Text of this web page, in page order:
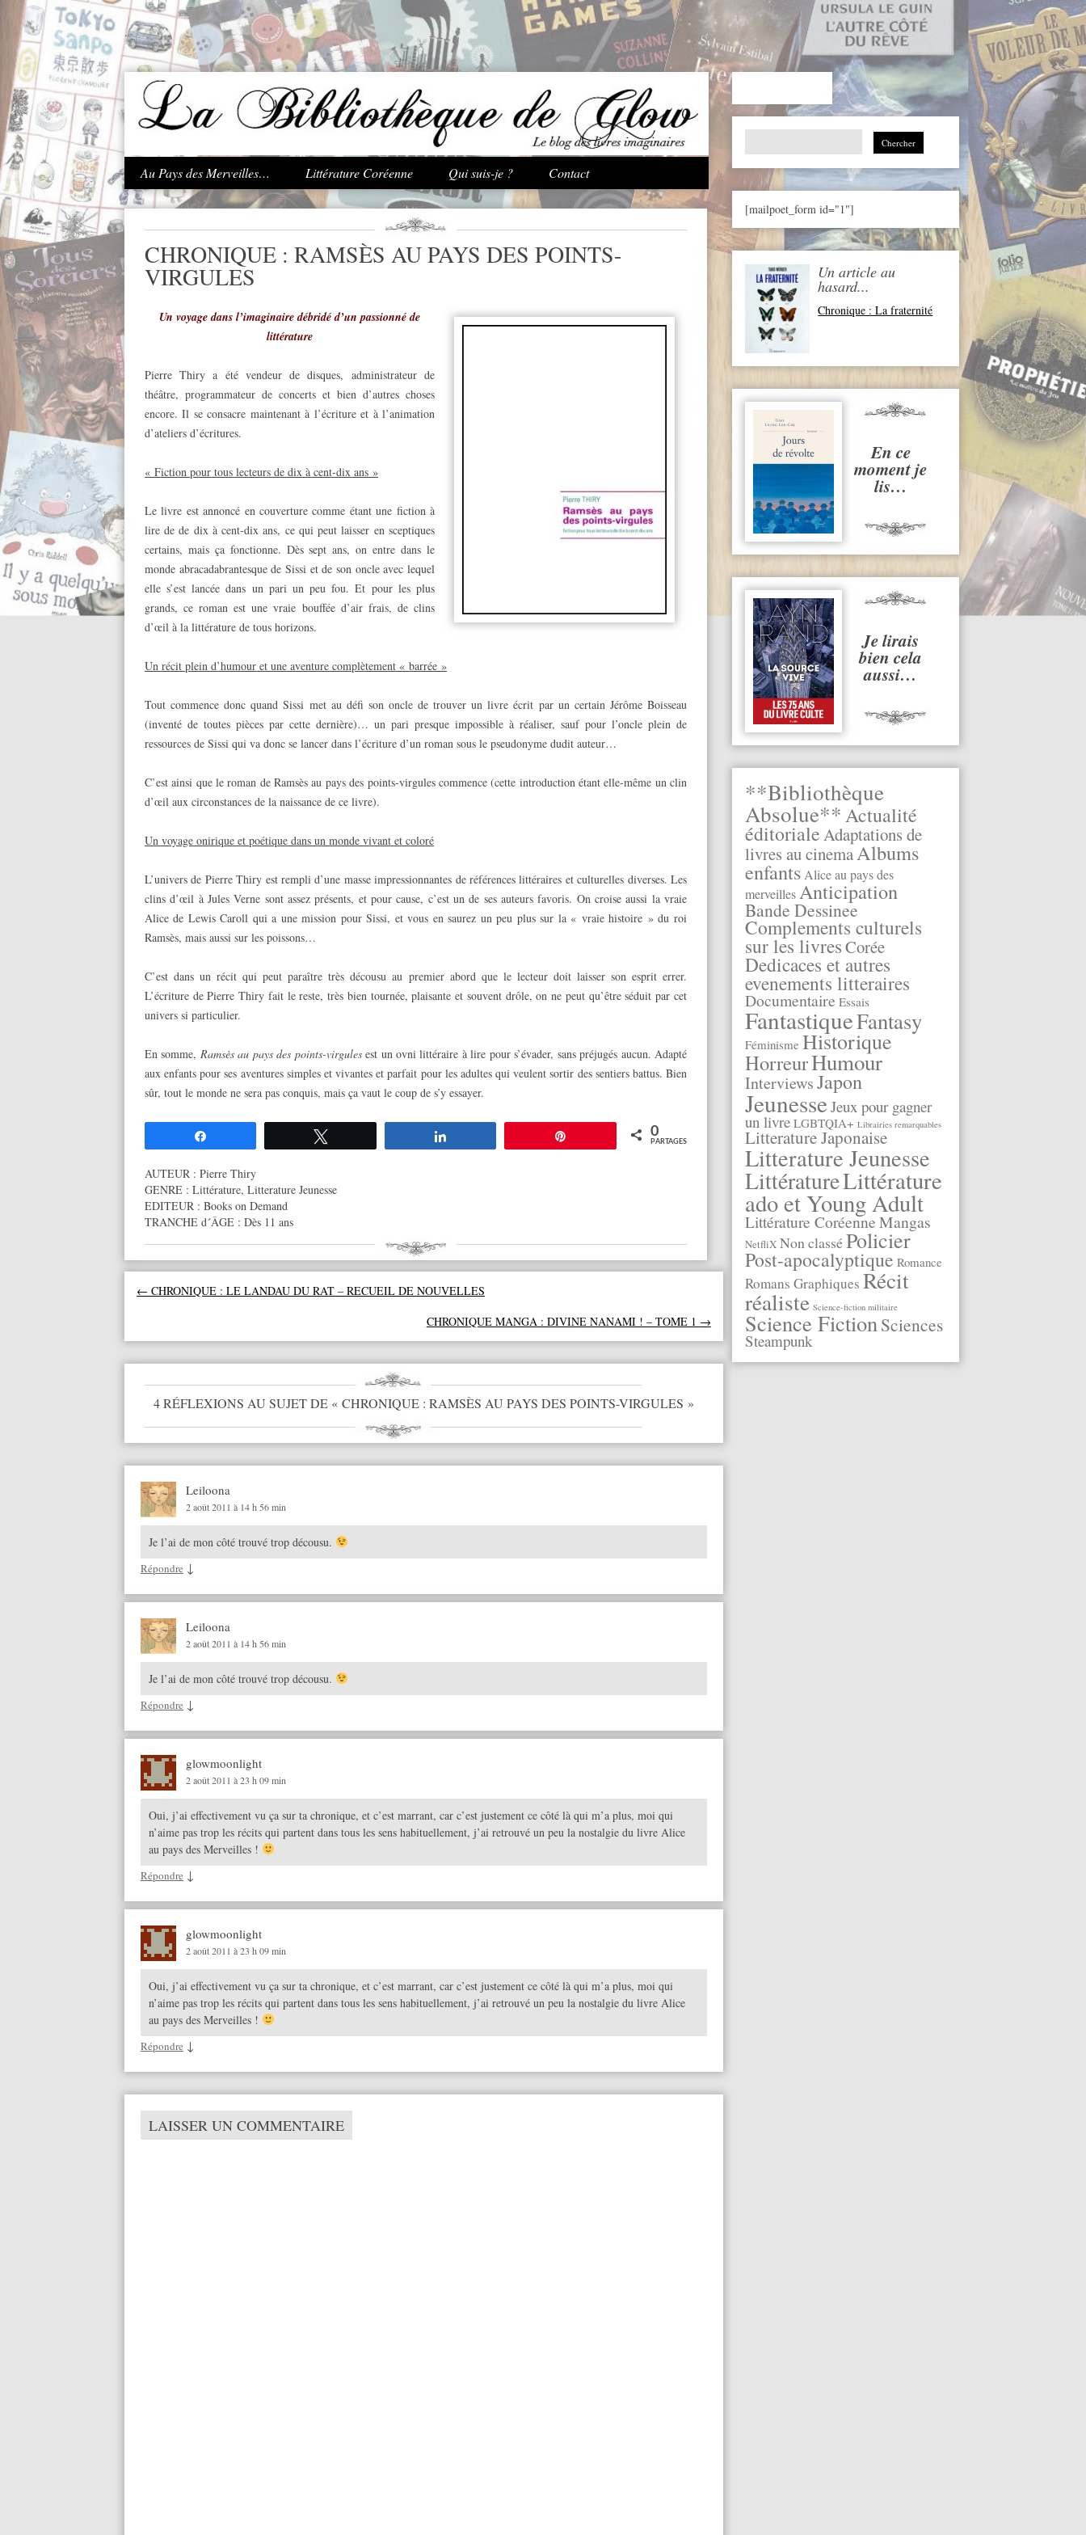
.
Aller au contenu principal
Au Pays des Merveilles… Littérature Coréenne Qui suis-je ? Contact
Search
[mailpoet_form id="1"]
Un article au
hasard...
Chronique : La fraternité
En ce
moment je
lis…
Je lirais
bien cela
aussi…
**Bibliothèque
Absolue**Actualité
éditorialeAdaptations de
livres au cinemaAlbums
enfantsAlice au pays des
merveillesAnticipation
Bande Dessinee
Complements culturels
sur les livresCorée
Dedicaces et autres
evenements litteraires
Documentaire Essais
FantastiqueFantasy
Féminisme Historique
HorreurHumour
InterviewsJapon
JeunesseJeux pour gagner
un livre LGBTQIA+ Librairies remarquables
Litterature Japonaise
Litterature Jeunesse
LittératureLittérature
ado et Young Adult
Littérature Coréenne Mangas
NetfliX Non classéPolicier
Post-apocalyptique Romance
Romans Graphiques Récit
réaliste Science-fiction militaire
Science FictionSciences
Steampunk
CHRONIQUE : RAMSÈS AU PAYS DES POINTS-
VIRGULES
Un voyage dans l’imaginaire débridé d’un passionné de
littérature
Pierre Thiry a été vendeur de disques, administrateur de
théâtre, programmateur de concerts et bien d’autres choses
encore. Il se consacre maintenant à l’écriture et à l’animation
d’ateliers d’écritures.
« Fiction pour tous lecteurs de dix à cent-dix ans »
Le livre est annoncé en couverture comme étant une fiction à
lire de de dix à cent-dix ans, ce qui peut laisser en sceptiques
certains, mais ça fonctionne. Dès sept ans, on entre dans le
monde abracadabrantesque de Sissi et de son oncle avec lequel
elle s’est lancée dans un pari un peu fou. Et pour les plus
grands, ce roman est une vraie bouffée d’air frais, de clins
d’œil à la littérature de tous horizons.
Un récit plein d’humour et une aventure complètement « barrée »
Tout commence donc quand Sissi met au défi son oncle de trouver un livre écrit par un certain Jérôme Boisseau
(inventé de toutes pièces par cette dernière)… un pari presque impossible à réaliser, sauf pour l’oncle plein de
ressources de Sissi qui va donc se lancer dans l’écriture d’un roman sous le pseudonyme dudit auteur…
C’est ainsi que le roman de Ramsès au pays des points-virgules commence (cette introduction étant elle-même un clin
d’œil aux circonstances de la naissance de ce livre).
Un voyage onirique et poétique dans un monde vivant et coloré
L’univers de Pierre Thiry est rempli d’une masse impressionnantes de références littéraires et culturelles diverses. Les
clins d’œil à Jules Verne sont assez présents, et pour cause, c’est un de ses auteurs favoris. On croise aussi la vraie
Alice de Lewis Caroll qui a une mission pour Sissi, et vous en saurez un peu plus sur la « vraie histoire » du roi
Ramsès, mais aussi sur les poissons…
C’est dans un récit qui peut paraître très décousu au premier abord que le lecteur doit laisser son esprit errer.
L’écriture de Pierre Thiry fait le reste, très bien tournée, plaisante et souvent drôle, on ne peut qu’être séduit par cet
univers si particulier.
En somme, Ramsès au pays des points-virgulesest un ovni littéraire à lire pour s’évader, sans préjugés aucun. Adapté
aux enfants pour ses aventures simples et vivantes et parfait pour les adultes qui veulent sortir des sentiers battus. Bien
sûr, tout le monde ne sera pas conquis, mais ça vaut le coup de s’y essayer.
0
PARTAGES
AUTEUR : Pierre Thiry
GENRE : Littérature, Litterature Jeunesse
EDITEUR : Books on Demand
TRANCHE d´ÂGE : Dès 11 ans
Navigation des articles
← CHRONIQUE : LE LANDAU DU RAT – RECUEIL DE NOUVELLES
CHRONIQUE MANGA : DIVINE NANAMI ! – TOME 1 →
4 RÉFLEXIONS AU SUJET DE « CHRONIQUE : RAMSÈS AU PAYS DES POINTS-VIRGULES »
Leiloona
2 août 2011 à 14 h 56 min
Je l’ai de mon côté trouvé trop décousu.
Répondre ↓
Leiloona
2 août 2011 à 14 h 56 min
Je l’ai de mon côté trouvé trop décousu.
Répondre ↓
glowmoonlight
2 août 2011 à 23 h 09 min
Oui, j’ai effectivement vu ça sur ta chronique, et c’est marrant, car c’est justement ce côté là qui m’a plus, moi qui
n’aime pas trop les récits qui partent dans tous les sens habituellement, j’ai retrouvé un peu la nostalgie du livre Alice
au pays des Merveilles !
Répondre ↓
glowmoonlight
2 août 2011 à 23 h 09 min
Oui, j’ai effectivement vu ça sur ta chronique, et c’est marrant, car c’est justement ce côté là qui m’a plus, moi qui
n’aime pas trop les récits qui partent dans tous les sens habituellement, j’ai retrouvé un peu la nostalgie du livre Alice
au pays des Merveilles !
Répondre ↓
LAISSER UN COMMENTAIRE